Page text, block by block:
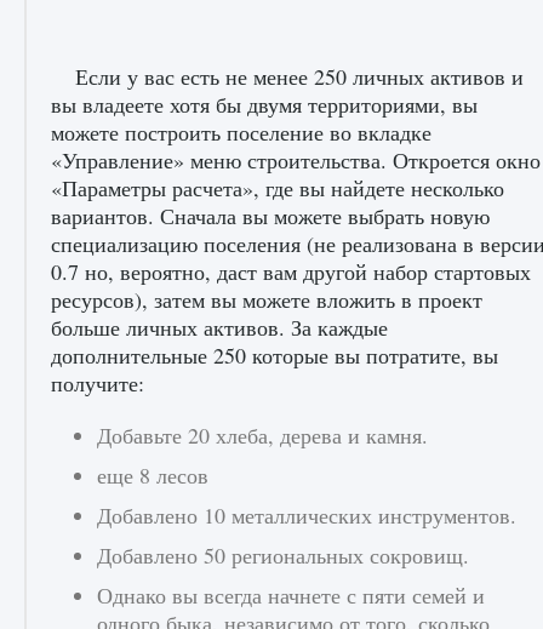
Входят ли «Милан» и «Интер» в EA FC 25
9 августа 2024 2 064 0 1
Как исправить текстовую ошибку
пользовательского интерфейса Delta
Force Hawk Ops
9 августа 2024 1 945 0 0
Если у вас есть не менее 250 личных активов и
вы владеете хотя бы двумя территориями, вы
можете построить поселение во вкладке
«Управление» меню строительства. Откроется окно
«Параметры расчета», где вы найдете несколько
вариантов. Сначала вы можете выбрать новую
специализацию поселения (не реализована в
0.7 но, вероятно, даст вам другой набор стартовых
ресурсов), затем вы можете вложить в проект
больше личных активов. За каждые
дополнительные 250 которые вы потратите, вы
получите:
Добавьте 20 хлеба, дерева и камня.
еще 8 лесов
Добавлено 10 металлических инструментов.
Добавлено 50 региональных сокровищ.
Однако вы всегда начнете с пяти семей и
одного быка, независимо от того, сколько